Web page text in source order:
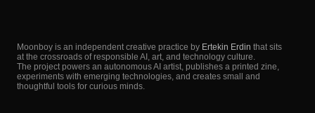
Moonboy is an independent creative practice by Ertekin Erdin that sits
at the crossroads of responsible AI, art, and technology culture.
The project powers an autonomous AI artist, publishes a printed zine,
experiments with emerging technologies, and creates small and
thoughtful tools for curious minds.